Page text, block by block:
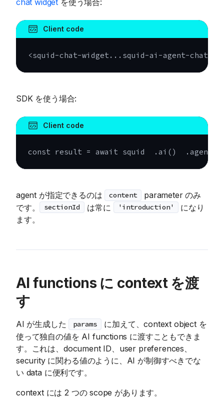
chat widget を使う場合:
Client code
<squid-chat-widget...squid-ai-agent-
SDK を使う場合:
Client code
const result = await squid . ai ( ) . agent
agent が指定できるのは content
parameter のみ
です。
sectionId は常に 'introduction'
になり
ます。
AI functions に context を渡
す
AI が生成した params
に加えて、context object を
使って独自の値を AI functions に渡すこともできま
す。これは、document ID、user preferences、
security に関わる値のように、AI が制御すべきでな
い data に便利です。
context には 2 つの scope があります。